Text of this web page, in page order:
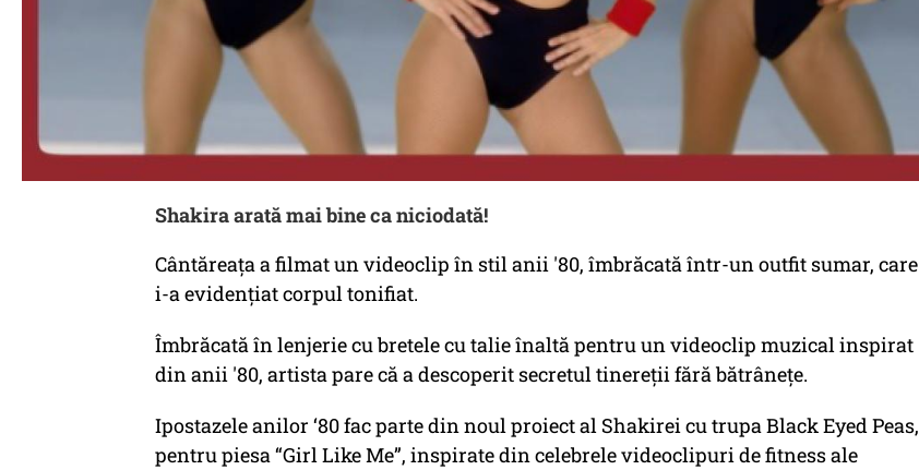
Shakira arată mai bine ca niciodată!
Cântăreața a filmat un videoclip în stil anii '80, îmbrăcată într-un outfit sumar, care
i-a evidențiat corpul tonifiat.
Îmbrăcată în lenjerie cu bretele cu talie înaltă pentru un videoclip muzical inspirat
din anii '80, artista pare că a descoperit secretul tinereții fără bătrânețe.
Ipostazele anilor ‘80 fac parte din noul proiect al Shakirei cu trupa Black Eyed Peas,
pentru piesa “Girl Like Me”, inspirate din celebrele videoclipuri de fitness ale